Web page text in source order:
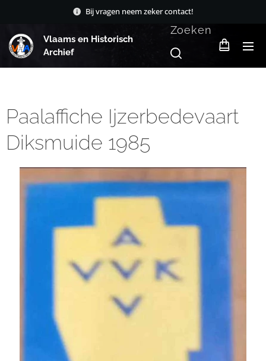
Bij vragen neem zeker contact!
Vlaams en Historisch
Archief
Zoeken
Paalaffiche Ijzerbedevaart
Diksmuide 1985